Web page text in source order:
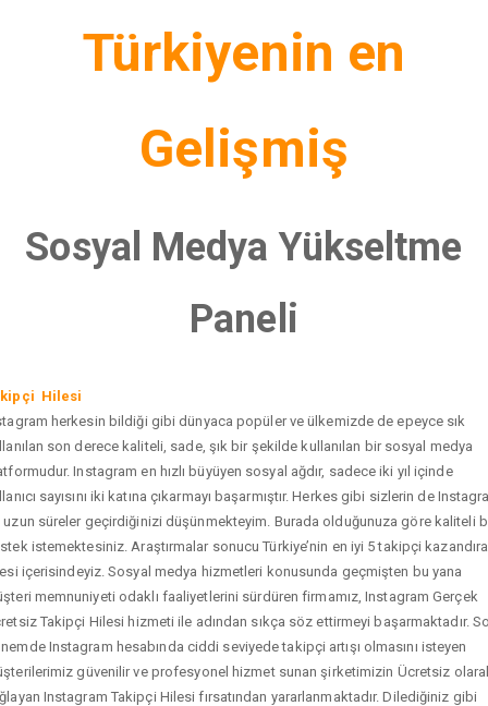
Türkiyenin en
Gelişmiş
Sosyal Medya Yükseltme
Paneli
Hilesi
herkesin bildiği gibi dünyaca popüler ve ülkemizde de epeyce sık
son derece kaliteli, sade, şık bir şekilde kullanılan bir sosyal medya
Instagram en hızlı büyüyen sosyal ağdır, sadece iki yıl içinde
sayısını iki katına çıkarmayı başarmıştır. Herkes gibi sizlerin de
uzun süreler geçirdiğinizi düşünmekteyim. Burada olduğunuza göre kaliteli
istemektesiniz. Araştırmalar sonucu Türkiye’nin en iyi 5 takipçi
içerisindeyiz. Sosyal medya hizmetleri konusunda geçmişten bu yana
memnuniyeti odaklı faaliyetlerini sürdüren firmamız, Instagram Gerçek
Takipçi Hilesi hizmeti ile adından sıkça söz ettirmeyi başarmaktadır.
Instagram hesabında ciddi seviyede takipçi artışı olmasını isteyen
güvenilir ve profesyonel hizmet sunan şirketimizin Ücretsiz
Instagram Takipçi Hilesi fırsatından yararlanmaktadır. Dilediğiniz gibi